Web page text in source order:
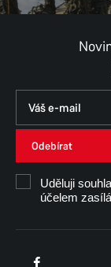
Odebírat
Uděluji
účelem